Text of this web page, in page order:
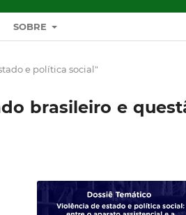
SOBRE
e política social"
brasileiro e